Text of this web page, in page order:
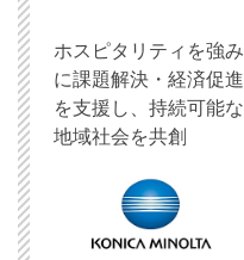
ホスピタリティを強み
に課題解決・経済促進
を支援し、持続可能な
地域社会を共創